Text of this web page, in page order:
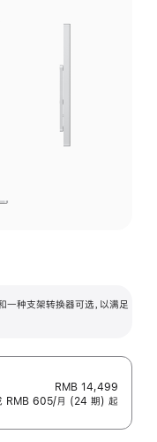
种支架转换器可选，以满足
RMB 14,499
RMB 605/月 (24 期) 起